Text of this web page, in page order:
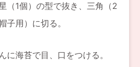
（1個）の型で抜き、三角（2
子用）に切る。
に海苔で目、口をつける。